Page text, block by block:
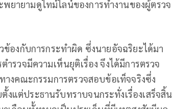
ยายามดูไทม์ไลน์ของการทำงานของผู้ตรวจ
องกับการกระทำผิด ซึ่งนายอัจฉริยะได้มา
ำรวจมีความเห็นยุติเรื่อง จึงได้มีการตรวจ
งคณะกรรมการตรวจสอบข้อเท็จจริงซึ่ง
งแต่ประธานรับทราบจนกระทั่งเรื่องเสร็จสิ้น